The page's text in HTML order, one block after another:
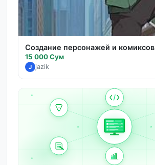
Создание персонажей и комиксов
15 000 Сум
J jazik